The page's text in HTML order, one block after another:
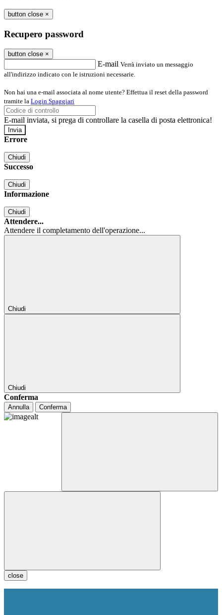
button close ×
Recupero password
button close ×
E-mail Verrà inviato un messaggio
all'indirizzo indicato con le istruzioni necessarie.
Non hai una e-mail associata al nome utente? Effettua il reset della password
tramite la Login Spaggiari
E-mail inviata, si prega di controllare la casella di posta elettronica!
Errore
Chiudi
Successo
Chiudi
Informazione
Chiudi
Attendere...
Attendere il completamento dell'operazione...
Chiudi
Chiudi
Conferma
Annulla Conferma
close